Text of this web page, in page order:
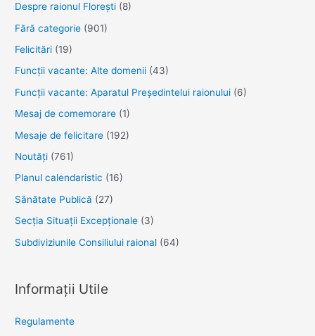
Despre raionul Floreşti (8)
Fără categorie (901)
Felicitări (19)
Funcţii vacante: Alte domenii (43)
Funcții vacante: Aparatul Președintelui raionului (6)
Mesaj de comemorare (1)
Mesaje de felicitare (192)
Noutăţi (761)
Planul calendaristic (16)
Sănătate Publică (27)
Secția Situații Excepționale (3)
Subdiviziunile Consiliului raional (64)
Informații Utile
Regulamente